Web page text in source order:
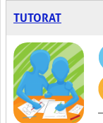
TUTORAT